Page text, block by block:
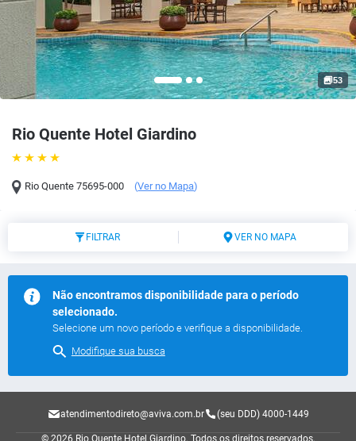
Rio Quente Hotel Giardino
Rio Quente 75695-000 (Ver no Mapa)
53
FILTRAR VER NO MAPA
Não encontramos disponibilidade para o período
selecionado.
Selecione um novo período e verifique a disponibilidade.
Modifique sua busca
atendimentodireto@aviva.com.br (seu DDD) 4000-1449
© 2026 Rio Quente Hotel Giardino. Todos os direitos reservados.